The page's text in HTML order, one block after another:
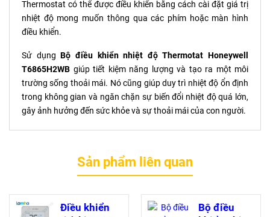
Thermostat có thể được điều khiển bằng cách cài đặt giá trị
nhiệt độ mong muốn thông qua các phím hoặc màn hình
điều khiển.
Sử dụngBộ điều khiển nhiệt độ Thermotat Honeywell
T6865H2WB giúp tiết kiệm năng lượng và tạo ra một môi
trường sống thoải mái. Nó cũng giúp duy trì nhiệt độ ổn định
trong không gian và ngăn chặn sự biến đổi nhiệt độ quá lớn,
gây ảnh hưởng đến sức khỏe và sự thoải mái của con người.
Sản phẩm liên quan
Điều khiển
Bộ điều